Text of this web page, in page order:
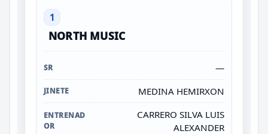
1
NORTH MUSIC
—
MEDINA HEMIRXON
CARRERO SILVA LUIS
ALEXANDER